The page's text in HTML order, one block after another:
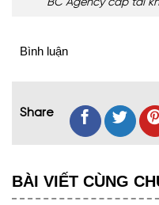
BC Agency cấp tài
Bình luận
BÀI VIẾT CÙNG